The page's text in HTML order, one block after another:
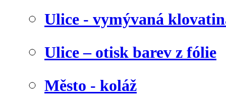
Ulice - vymývaná
Ulice – otisk barev z fólie
Město - koláž